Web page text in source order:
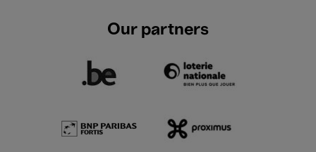
Our partners